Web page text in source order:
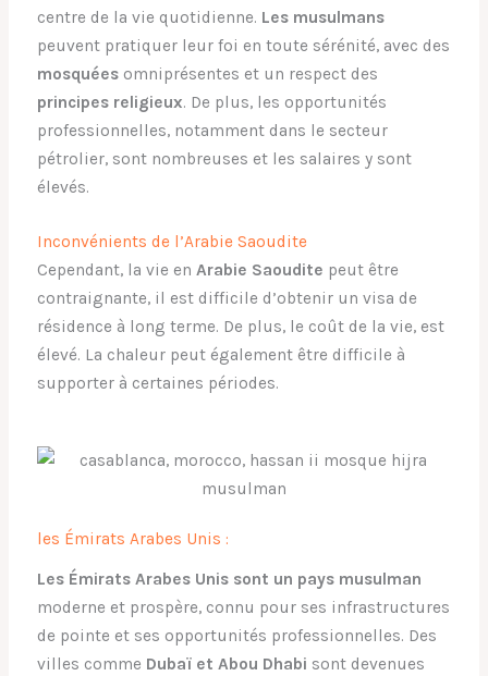
centre de la vie quotidienne. Les musulmans
peuvent pratiquer leur foi en toute sérénité, avec des
mosquéesomniprésentes et un respect des
principes religieux. De plus, les opportunités
professionnelles, notamment dans le secteur
pétrolier, sont nombreuses et les salaires y sont
élevés.
Inconvénients de l’Arabie Saoudite
Cependant, la vie en Arabie Saoudite peut être
contraignante, il est difficile d’obtenir un visa de
résidence à long terme. De plus, le coût de la vie, est
élevé. La chaleur peut également être difficile à
supporter à certaines périodes.
les Émirats Arabes Unis :
Les Émirats Arabes Unis sont un pays musulman
moderne et prospère, connu pour ses infrastructures
de pointe et ses opportunités professionnelles. Des
villes comme Dubaï et Abou Dhabi sont devenues